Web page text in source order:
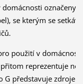
označeny
se kterým se
použití v
reprezentuje
G představuje zdroje